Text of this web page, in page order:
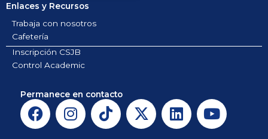
Enlaces y Recursos
Trabaja con nosotros
Cafetería
Inscripción CSJB
Control Academic
Permanece en contacto
F
a
I
n
T
i
X
-
L
i
Y
o